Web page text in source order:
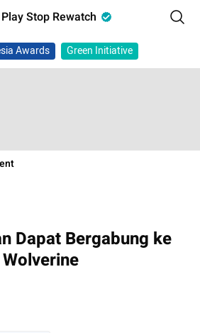
Play Stop Rewatch
Awards Green Initiative
Dapat Bergabung ke